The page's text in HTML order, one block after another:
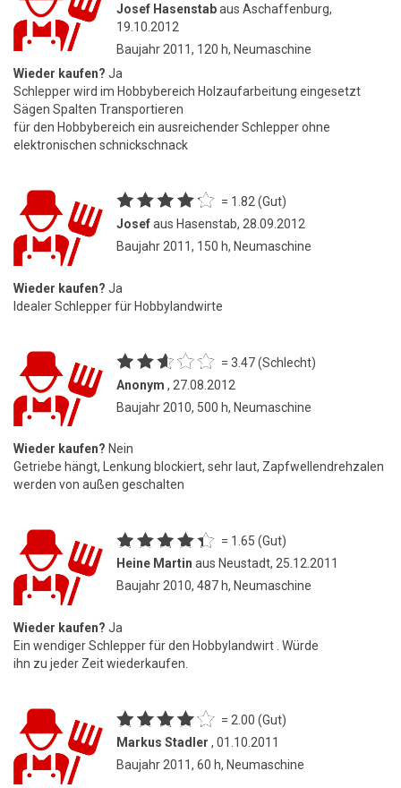
Josef Hasenstabaus Aschaffenburg,
19.10.2012
Baujahr 2011, 120 h, Neumaschine
Wieder kaufen? Ja
Schlepper wird im Hobbybereich Holzaufarbeitung eingesetzt
Sägen Spalten Transportieren
für den Hobbybereich ein ausreichender Schlepper ohne
elektronischen schnickschnack
= 1.82 (Gut)
Josefaus Hasenstab, 28.09.2012
Baujahr 2011, 150 h, Neumaschine
Wieder kaufen? Ja
Idealer Schlepper für Hobbylandwirte
= 3.47 (Schlecht)
Anonym , 27.08.2012
Baujahr 2010, 500 h, Neumaschine
Wieder kaufen? Nein
Getriebe hängt, Lenkung blockiert, sehr laut, Zapfwellendrehzalen
werden von außen geschalten
= 1.65 (Gut)
Heine Martin aus Neustadt, 25.12.2011
Baujahr 2010, 487 h, Neumaschine
Wieder kaufen? Ja
Ein wendiger Schlepper für den Hobbylandwirt . Würde
ihn zu jeder Zeit wiederkaufen.
= 2.00 (Gut)
Markus Stadler , 01.10.2011
Baujahr 2011, 60 h, Neumaschine